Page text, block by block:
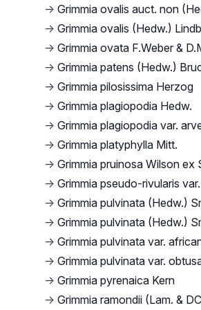
→ Grimmia ovalis auct. non
→ Grimmia ovalis (Hedw.)
→ Grimmia ovata F.Weber &
→ Grimmia patens (Hedw.)
→ Grimmia pilosissima Herzog
→ Grimmia plagiopodia Hedw.
→ Grimmia plagiopodia var.
→ Grimmia platyphylla Mitt.
→ Grimmia pruinosa Wilson ex
→ Grimmia pseudo-rivularis
→ Grimmia pulvinata (Hedw.)
→ Grimmia pulvinata (Hedw.)
→ Grimmia pulvinata var.
→ Grimmia pulvinata var.
→ Grimmia pyrenaica Kern
→ Grimmia ramondii (Lam. &